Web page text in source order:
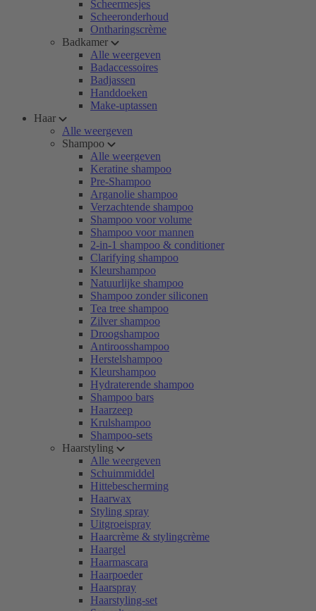
Scheermesjes
Scheeronderhoud
Ontharingscrème
Badkamer
Alle weergeven
Badaccessoires
Badjassen
Handdoeken
Make-uptassen
Haar
Alle weergeven
Shampoo
Alle weergeven
Keratine shampoo
Pre-Shampoo
Arganolie shampoo
Verzachtende shampoo
Shampoo voor volume
Shampoo voor mannen
2-in-1 shampoo & conditioner
Clarifying shampoo
Kleurshampoo
Natuurlijke shampoo
Shampoo zonder siliconen
Tea tree shampoo
Zilver shampoo
Droogshampoo
Antiroosshampoo
Herstelshampoo
Kleurshampoo
Hydraterende shampoo
Shampoo bars
Haarzeep
Krulshampoo
Shampoo-sets
Haarstyling
Alle weergeven
Schuimmiddel
Hittebescherming
Haarwax
Styling spray
Uitgroeispray
Haarcrème & stylingcrème
Haargel
Haarmascara
Haarpoeder
Haarspray
Haarstyling-set